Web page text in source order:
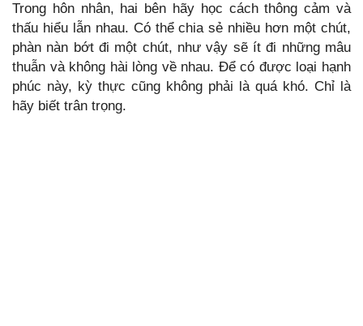
Trong hôn nhân, hai bên hãy học cách thông cảm và
thấu hiểu lẫn nhau. Có thể chia sẻ nhiều hơn một chút,
phàn nàn bớt đi một chút, như vậy sẽ ít đi những mâu
thuẫn và không hài lòng về nhau. Để có được loại hạnh
phúc này, kỳ thực cũng không phải là quá khó. Chỉ là
hãy biết trân trọng.